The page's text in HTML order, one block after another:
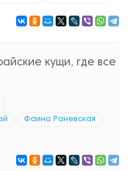
кущи, где все
Фаина Раневская